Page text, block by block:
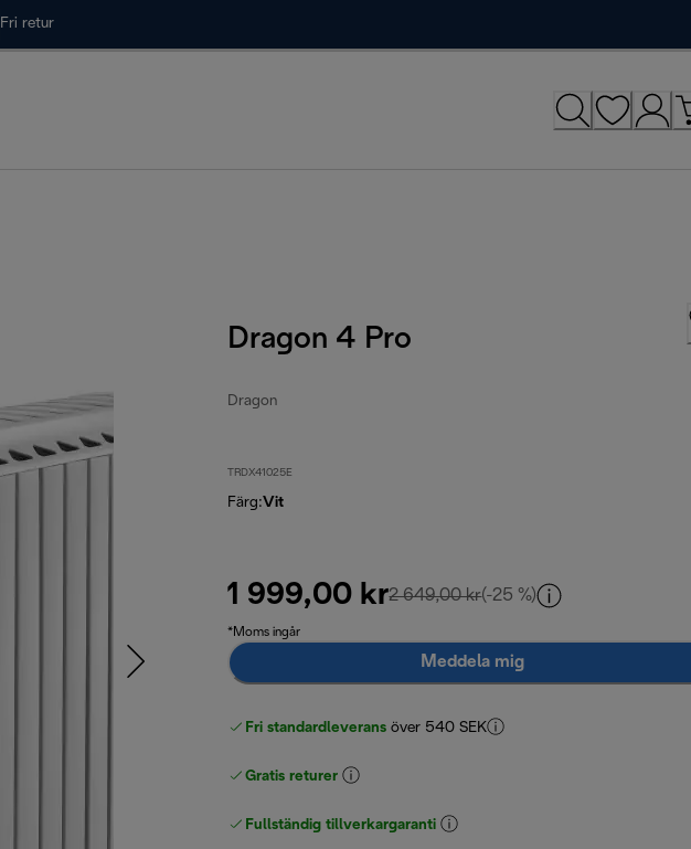
Fri retur
Dragon 4 Pro
Dragon
TRDX41025E
Färg:Vit
1 999,00 kr2 649,00 krursprungligt pris 2 649,00
(-25 %)
*Moms ingår
Meddela mig
Fri standardleverans över 540 SEK
Gratis returer
Fullständig tillverkargaranti